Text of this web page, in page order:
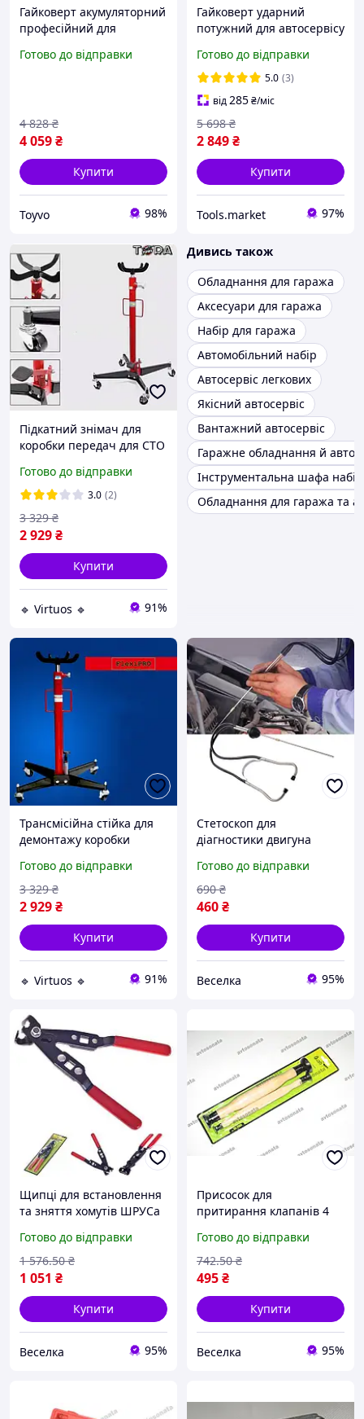
Гайковерт акумуляторний
професійний для
2400 обхв Toyvoo
Готово до відправки
4 059₴
4 828 ₴
Купити
Toyvo 98%
Гайковерт ударний
потужний для автосервісу
Гайковерт професійний
Набір Makita 2в1
шурупокрут болгарка в
кейсі
Готово до відправки
5.0 (3)
від285₴/міс
2 849₴
5 698 ₴
Купити
Tools.market 97%
Підкатний знімач для
коробки передач для СТО
стійка коробки двигуна
для автосервісу
Готово до відправки
3.0 (2)
2 929₴
3 329 ₴
Купити
🔹 Virtuos 🔹 91%
Дивись також
Обладнання для гаража
Аксесуари для гаража
Набір для гаража
Автомобільний набір
Автосервіс легкових
Якісний автосервіс
Вантажний автосервіс
Гаражне обладнання й
Інструментальна шафа набір
Обладнання для гаража та
Трансмісійна стійка для
демонтажу коробки
стенд для зняття коробки
передач для автосервісу
Готово до відправки
2 929₴
3 329 ₴
Купити
🔹 Virtuos 🔹 91%
Стетоскоп для
діагностики двигуна
для механіків і
автосервісів 300 мм
FLAME
Готово до відправки
460₴
690 ₴
Купити
Веселка 95%
Щипці для встановлення
та зняття хомутів ШРУСа
домашніх майстрів зручні
міцні FLAME
Готово до відправки
1 051 ₴
1 576.50 ₴
Купити
Веселка 95%
Присосок для
притирання клапанів 4
для автосервісів і гаражів
FLAME
Готово до відправки
495₴
742.50 ₴
Купити
Веселка 95%